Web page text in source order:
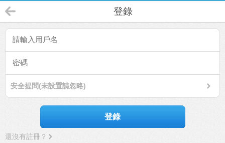
登錄
安全提問(未設置請忽略)
登錄
還沒有註冊？